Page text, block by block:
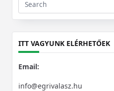
Search
for:
ITT VAGYUNK ELÉRHETŐEK
Email:
info@egrivalasz.hu